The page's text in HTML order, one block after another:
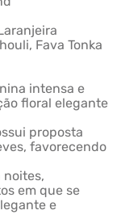
Fava Tonka
intensa e
floral elegante
proposta
favorecendo
noites,
em que se
e